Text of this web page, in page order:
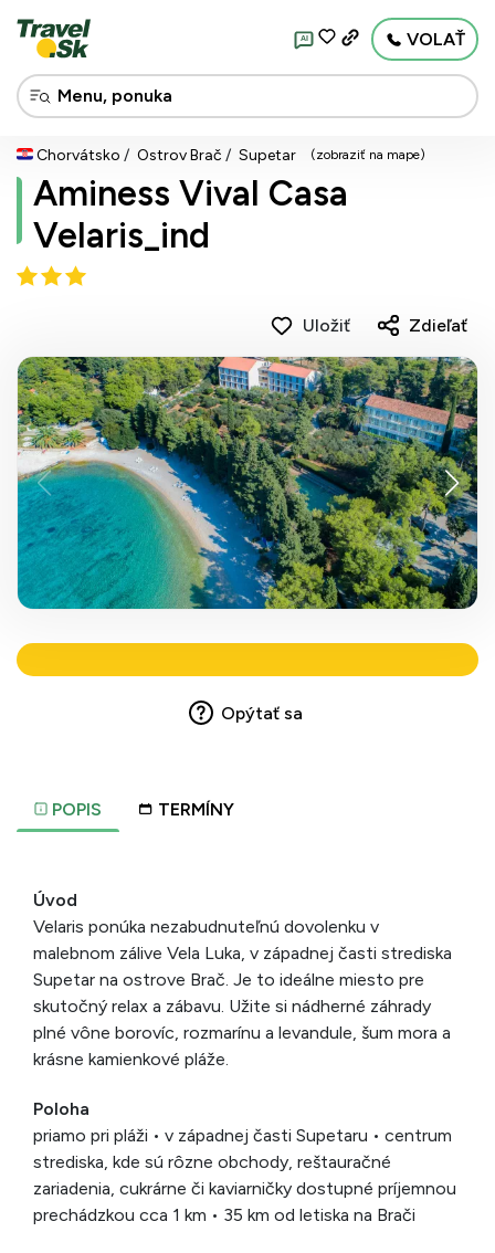
AI VOLAŤ
Chorvátsko Ostrov Brač Supetar (zobraziť na mape)
Aminess Vival Casa
Velaris_ind
Uložiť Zdieľať
POPIS TERMÍNY
Úvod
Velaris ponúka nezabudnuteľnú dovolenku v
malebnom zálive Vela Luka, v západnej časti strediska
Supetar na ostrove Brač. Je to ideálne miesto pre
skutočný relax a zábavu. Užite si nádherné záhrady
plné vône borovíc, rozmarínu a levandule, šum mora a
krásne kamienkové pláže.
Poloha
priamo pri pláži • v západnej časti Supetaru • centrum
strediska, kde sú rôzne obchody, reštauračné
zariadenia, cukrárne či kaviarničky dostupné príjemnou
prechádzkou cca 1 km • 35 km od letiska na Brači
Opýtať sa